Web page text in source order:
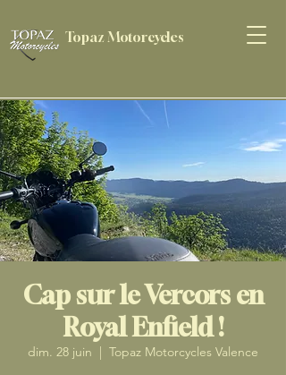
Topaz Motorcycles
Cap sur le Vercors en
Royal Enfield !
dim. 28 juin
  |
Topaz Motorcycles Valence